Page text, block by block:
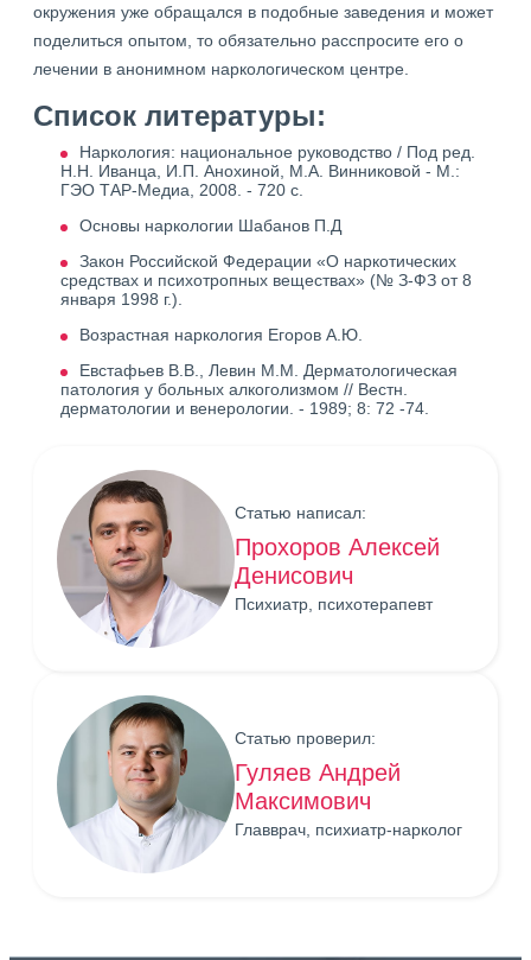
окружения уже обращался в подобные заведения и может
поделиться опытом, то обязательно расспросите его о
лечении в анонимном наркологическом центре.
Список литературы:
Наркология: национальное руководство / Под ред.
Н.Н. Иванца, И.П. Анохиной, М.А. Винниковой - М.:
ГЭО ТАР-Медиа, 2008. - 720 с.
Основы наркологии Шабанов П.Д
Закон Российской Федерации «О наркотических
средствах и психотропных веществах» (№ З-ФЗ от 8
января 1998 г.).
Возрастная наркология Егоров А.Ю.
Евстафьев В.В., Левин М.М. Дерматологическая
патология у больных алкоголизмом // Вестн.
дерматологии и венерологии. - 1989; 8: 72 -74.
Статью написал:
Прохоров Алексей
Денисович
Психиатр, психотерапевт
Статью проверил:
Гуляев Андрей
Максимович
Главврач, психиатр-нарколог